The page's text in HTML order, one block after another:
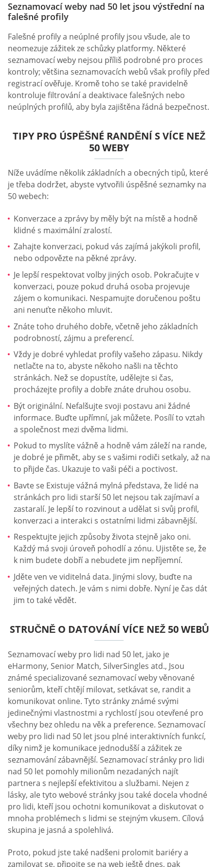
Seznamovací weby nad 50 let jsou výstřední na
falešné profily
Falešné profily a neúplné profily jsou všude, ale to
neomezuje zážitek ze schůzky platformy. Některé
seznamovací weby nejsou příliš podrobné pro proces
kontroly; většina seznamovacích webů však profily před
registrací ověřuje. Kromě toho se také pravidelně
kontroluje filtrování a deaktivace falešných nebo
neúplných profilů, aby byla zajištěna řádná bezpečnost.
TIPY PRO ÚSPĚŠNÉ RANDĚNÍ S VÍCE NEŽ
50 WEBY
Níže uvádíme několik základních a obecných tipů, které
je třeba dodržet, abyste vytvořili úspěšné seznamky na
50 webech:
Konverzace a zprávy by měly být na místě a hodně
klidné s maximální zralostí.
Zahajte konverzaci, pokud vás zajímá jakýkoli profil,
nebo odpovězte na pěkné zprávy.
Je lepší respektovat volby jiných osob. Pokračujte v
konverzaci, pouze pokud druhá osoba projevuje
zájem o komunikaci. Nespamujte doručenou poštu
ani nenuťte někoho mluvit.
Znáte toho druhého dobře, včetně jeho základních
podrobností, zájmu a preferencí.
Vždy je dobré vyhledat profily vašeho zápasu. Nikdy
netlačte na to, abyste někoho našli na těchto
stránkách. Než se dopustíte, udělejte si čas,
procházejte profily a dobře znáte druhou osobu.
Být originální. Nefalšujte svoji postavu ani žádné
informace. Buďte upřímní, jak můžete. Posílí to vztah
a společnost mezi dvěma lidmi.
Pokud to myslíte vážně a hodně vám záleží na rande,
je dobré je přimět, aby se s vašimi rodiči setkaly, až na
to přijde čas. Ukazuje to vaši péči a poctivost.
Bavte se Existuje vážná mylná představa, že lidé na
stránkách pro lidi starší 50 let nejsou tak zajímaví a
zastaralí. Je lepší to rozvinout a udělat si svůj profil,
konverzaci a interakci s ostatními lidmi zábavnější.
Respektujte jejich způsoby života stejně jako oni.
Každý má svoji úroveň pohodlí a zónu. Ujistěte se, že
k nim budete dobří a nebudete jim nepříjemní.
Jděte ven ve viditelná data. Jinými slovy, buďte na
veřejných datech. Je vám s nimi dobře. Nyní je čas dát
jim to také vědět.
STRUČNĚ O DATOVÁNÍ VÍCE NEŽ 50 WEBŮ
Seznamovací weby pro lidi nad 50 let, jako je
eHarmony, Senior Match, SilverSingles atd., Jsou
známé specializované seznamovací weby věnované
seniorům, kteří chtějí milovat, setkávat se, randit a
komunikovat online. Tyto stránky známé svými
jedinečnými vlastnostmi a rychlostí jsou otevřené pro
všechny bez ohledu na věk a preference. Seznamovací
weby pro lidi nad 50 let jsou plné interaktivních funkcí,
díky nimž je komunikace jednodušší a zážitek ze
seznamování zábavnější. Seznamovací stránky pro lidi
nad 50 let pomohly milionům nezadaných najít
partnera s nejlepší efektivitou a službami. Nejen z
lásky, ale tyto webové stránky jsou také docela vhodné
pro lidi, kteří jsou ochotni komunikovat a diskutovat o
mnoha problémech s lidmi se stejným vkusem. Cílová
skupina je jasná a spolehlivá.
Proto, pokud jste také nadšeni prolomit bariéry a
zamilovat se, připojte se na web ještě dnes, pak